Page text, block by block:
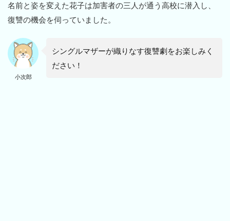
名前と姿を変えた花子は加害者の三人が通う高校に潜入し、
復讐の機会を伺っていました。
小次郎
シングルマザーが織りなす復讐劇をお楽しみく
ださい！